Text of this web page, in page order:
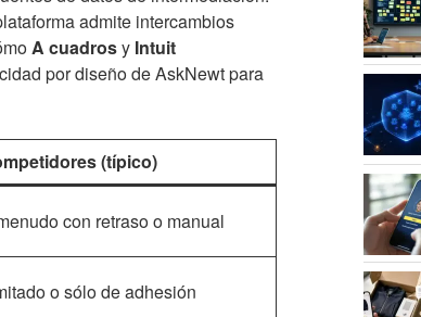
admite intercambios
A cuadrosy Intuit
por diseño de AskNewt para
(típico)
con retraso o manual
o sólo de adhesión